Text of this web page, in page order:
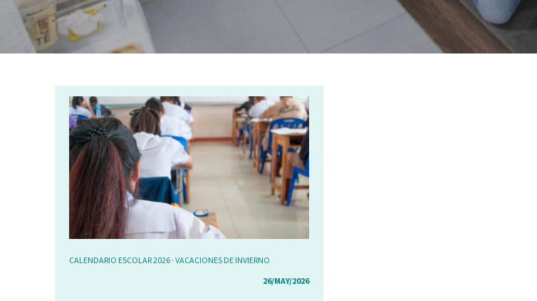
CALENDARIO ESCOLAR 2026 · VACACIONES DE INVIERNO
26/MAY/2026